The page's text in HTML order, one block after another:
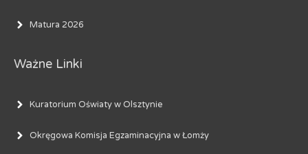
Matura 2026
Ważne Linki
Kuratorium Oświaty w Olsztynie
Okręgowa Komisja Egzaminacyjna w Łomży